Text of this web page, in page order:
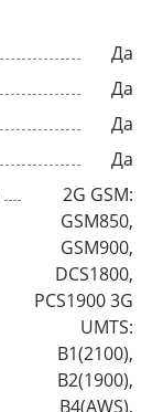
Да
Да
Да
Да
2G GSM:
GSM850,
GSM900,
DCS1800,
PCS1900 3G
UMTS:
B1(2100),
B2(1900),
B4(AWS),